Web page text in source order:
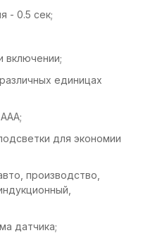
- 0.5 сек;
включении;
единицах
для экономии
производство,
датчика;